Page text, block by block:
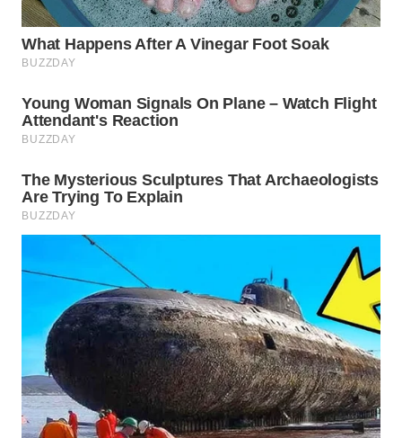
TEBING
TINGGI
PAKPAK
WN
WN
WN
WN
DEPOK
WN
TAPANULI